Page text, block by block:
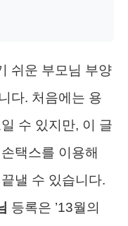
쉬운 부모님 부양
다. 처음에는 용
수 있지만, 이 글
택스를 이용해
낼 수 있습니다.
등록은 ’13월의